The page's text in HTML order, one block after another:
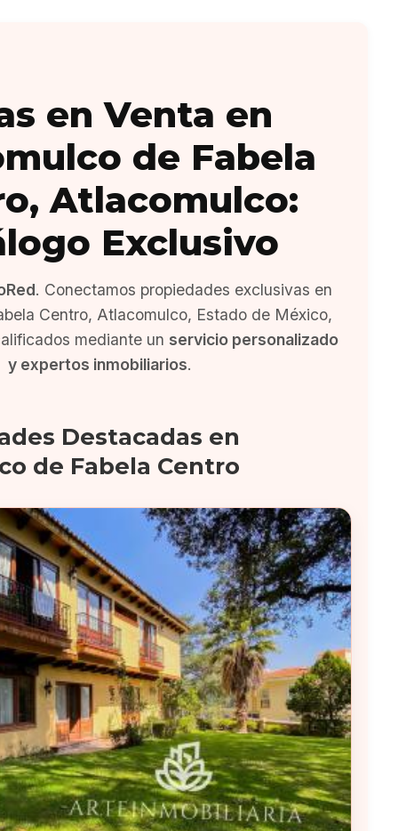
en Venta en
de Fabela
Atlacomulco:
Exclusivo
. Conectamos propiedades exclusivas en
Centro, Atlacomulco, Estado de México,
mediante un servicio personalizado
y expertos inmobiliarios.
Destacadas en
de Fabela Centro